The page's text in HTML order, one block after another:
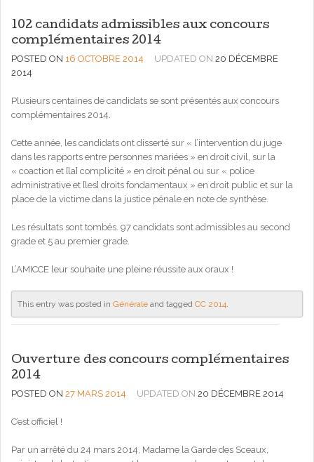
102 candidats admissibles aux concours
complémentaires 2014
POSTED ON 16 OCTOBRE 2014 UPDATED ON 20 DÉCEMBRE
2014
Plusieurs centaines de candidats se sont présentés aux concours
complémentaires 2014.
Cette année, les candidats ont disserté sur « l’intervention du juge
dans les rapports entre personnes mariées » en droit civil, sur la
« coaction et [la] complicité » en droit pénal ou sur « police
administrative et [les] droits fondamentaux » en droit public et sur la
place de la victime dans la justice pénale en note de synthèse.
Les résultats sont tombés. 97 candidats sont admissibles au second
grade et 5 au premier grade.
L’AMICCE leur souhaite une pleine réussite aux oraux !
This entry was posted in Générale and tagged CC 2014.
Ouverture des concours complémentaires
2014
POSTED ON 27 MARS 2014 UPDATED ON 20 DÉCEMBRE 2014
C’est officiel !
Par un arrêté du 24 mars 2014, Madame la Garde des Sceaux,